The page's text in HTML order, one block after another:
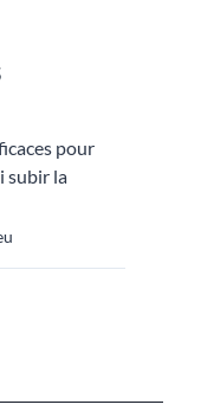
pour
subir la